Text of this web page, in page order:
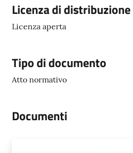
Descrizione
Licenza di distribuzione
Licenza aperta
Tipo di documento
Atto normativo
Documenti